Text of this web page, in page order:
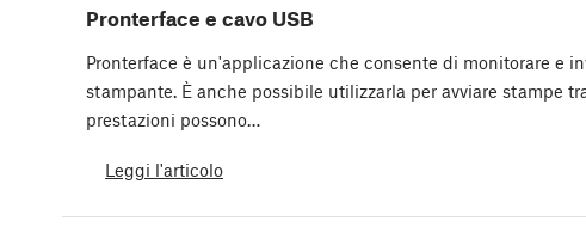
Pronterface e cavo USB
Pronterface è un'applicazione che consente di monitorare e
stampante. È anche possibile utilizzarla per avviare stampe
prestazioni possono…
Leggi l'articolo